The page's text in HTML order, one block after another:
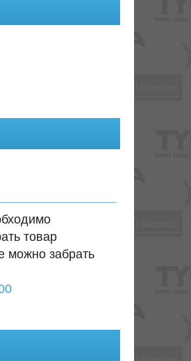
товар
можно забрать